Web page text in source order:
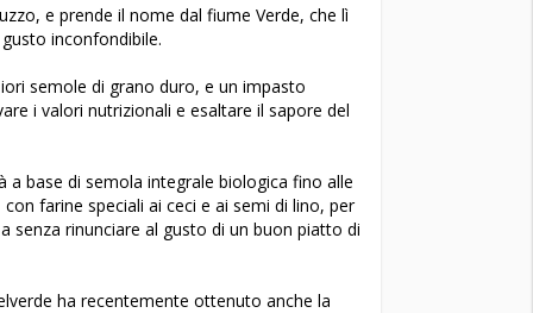
e prende il nome dal fiume Verde, che lì
inconfondibile.
semole di grano duro, e un impasto
i valori nutrizionali e esaltare il sapore del
a base di semola integrale biologica fino alle
farine speciali ai ceci e ai semi di lino, per
rinunciare al gusto di un buon piatto di
ha recentemente ottenuto anche la